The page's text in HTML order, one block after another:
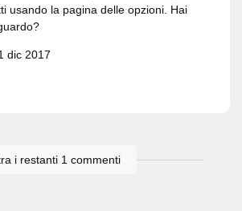
usando la pagina delle opzioni. Hai
dic 2017
i restanti 1 commenti